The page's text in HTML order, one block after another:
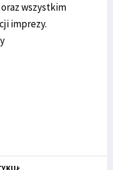
wszystkim
imprezy.